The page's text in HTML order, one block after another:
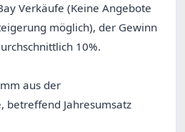
Verkäufe (Keine Angebote
möglich), der Gewinn
10%.
aus der
betreffend Jahresumsatz